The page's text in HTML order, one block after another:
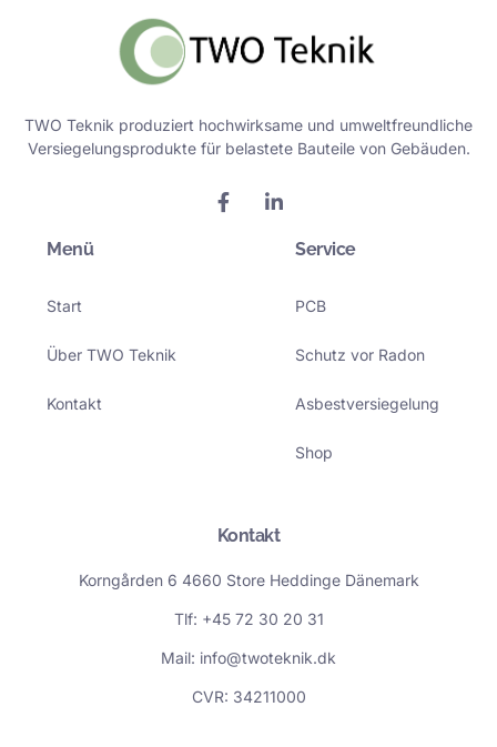
TWO Teknik produziert hochwirksame und umweltfreundliche
Versiegelungsprodukte für belastete Bauteile von Gebäuden.
F
a
i
Menü
Start
Über TWO Teknik
Kontakt
Service
PCB
Schutz vor Radon
Asbestversiegelung
Shop
Kontakt
Korngården 6 4660 Store Heddinge Dänemark
Tlf: +45 72 30 20 31
Mail: info@twoteknik.dk
CVR: 34211000